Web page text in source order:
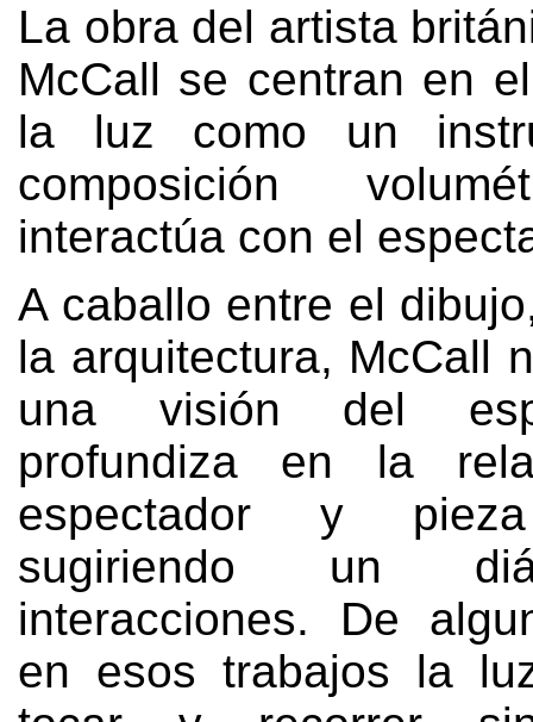
La obra del artista
McCall se centran en
la luz como un
composición
interactúa con el
A caballo entre el
la arquitectura, McCall
una visión del
profundiza en la
espectador y
sugiriendo un
interacciones. De
en esos trabajos la